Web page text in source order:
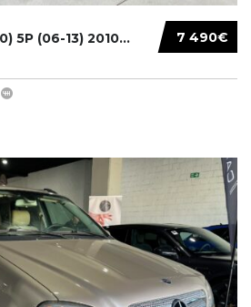
7 490€
5P (06-13) 2010...